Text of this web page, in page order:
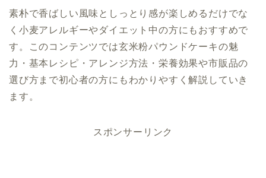
素朴で香ばしい風味としっとり感が楽しめるだけでな
く小麦アレルギーやダイエット中の方にもおすすめで
す。このコンテンツでは玄米粉パウンドケーキの魅
力・基本レシピ・アレンジ方法・栄養効果や市販品の
選び方まで初心者の方にもわかりやすく解説していき
ます。
スポンサーリンク